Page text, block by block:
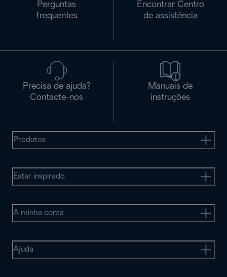
Perguntas
frequentes
Encontrar Centro
de assistência
Precisa de ajuda?
Contacte-nos
Manuais de
instruções
Produtos
Estar inspirado
A minha conta
Ajuda